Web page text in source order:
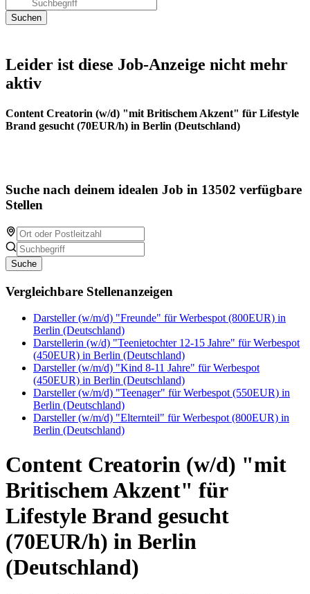
Leider ist diese Job-Anzeige nicht mehr
aktiv
Content Creatorin (w/d) "mit Britischem Akzent" für Lifestyle
Brand gesucht (70EUR/h) in Berlin (Deutschland)
Suche nach deinem idealen Job in 13502 verfügbare
Stellen
Suche
Vergleichbare Stellenanzeigen
Darsteller (w/m/d) "Freunde" für Werbespot (800EUR) in
Berlin (Deutschland)
Darstellerin (w/d) "Teenietochter 12-15 Jahre" für Werbespot
(450EUR) in Berlin (Deutschland)
Darsteller (w/m/d) "Kind 8-11 Jahre" für Werbespot
(450EUR) in Berlin (Deutschland)
Darsteller (w/m/d) "Teenager" für Werbespot (550EUR) in
Berlin (Deutschland)
Darsteller (w/m/d) "Elternteil" für Werbespot (800EUR) in
Berlin (Deutschland)
Content Creatorin (w/d) "mit
Britischem Akzent" für
Lifestyle Brand gesucht
(70EUR/h) in Berlin
(Deutschland)